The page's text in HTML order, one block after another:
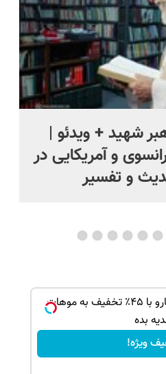
شهید + ویدئو |
و آمریکایی در
و تفسیر
شامپو جلبک اسپیرولینارو با ۴۵٪ تخفیف به موهات
بده
ویژه!